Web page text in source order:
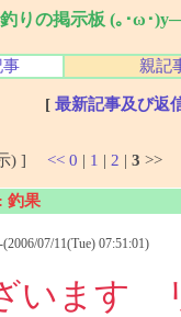
釣りの掲示板 (｡･ω･
事 親記
[ 最新記事及び返
示) ] << 0 | 1 | 2 | 3 >>
釣果
07/11(Tue) 07:51:01)
います